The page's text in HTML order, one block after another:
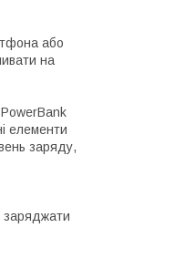
або
на
PowerBank
елементи
заряду,
заряджати